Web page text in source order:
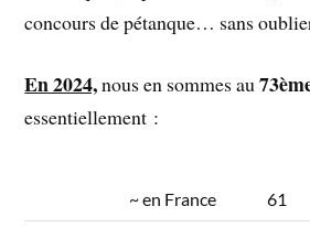
concours de pétanque… sans
En 2024,nous en sommes au
essentiellement :
~ en France 61